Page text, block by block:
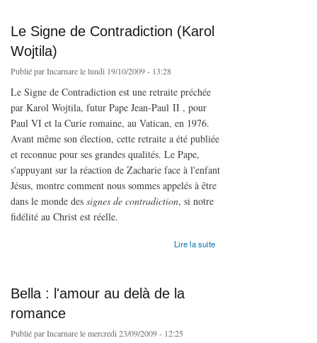
Le Signe de Contradiction (Karol
Wojtila)
Publié parIncarnarele lundi 19/10/2009 - 13:28
Le Signe de Contradiction est une retraite préchée
par Karol Wojtila, futur Pape Jean-Paul II , pour
Paul VI et la Curie romaine, au Vatican, en 1976.
Avant même son élection, cette retraite a été publiée
et reconnue pour ses grandes qualités. Le Pape,
s'appuyant sur la réaction de Zacharie face à l'enfant
Jésus, montre comment nous sommes appelés à être
dans le monde des signes de contradiction, si notre
fidélité au Christ est réelle.
Lire la suite
Bella : l'amour au delà de la
romance
Publié parIncarnarele mercredi 23/09/2009 - 12:25